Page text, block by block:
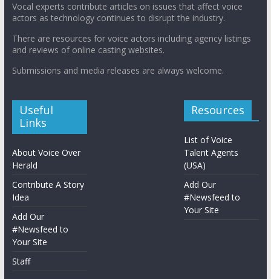
Vocal experts contribute articles on issues that affect voice
actors as technology continues to disrupt the industry.
There are resources for voice actors including agency listings
and reviews of online casting websites.
Submissions and media releases are always welcome.
Useful
Links
About Voice Over
Herald
Contribute A Story
Idea
Add Our
#Newsfeed to
Your Site
Staff
Resources
List of Voice
Talent Agents
(USA)
Add Our
#Newsfeed to
Your Site